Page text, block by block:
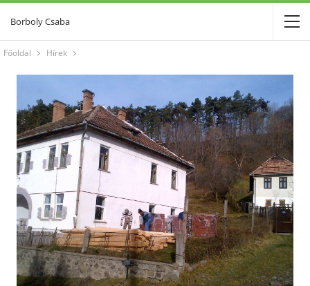
Borboly Csaba
Főoldal Hírek